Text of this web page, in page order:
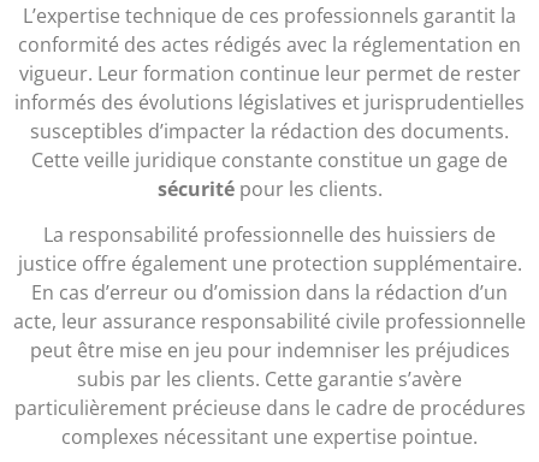
L’expertise technique de ces professionnels garantit la
conformité des actes rédigés avec la réglementation en
vigueur. Leur formation continue leur permet de rester
informés des évolutions législatives et jurisprudentielles
susceptibles d’impacter la rédaction des documents.
Cette veille juridique constante constitue un gage de
sécuritépour les clients.
La responsabilité professionnelle des huissiers de
justice offre également une protection supplémentaire.
En cas d’erreur ou d’omission dans la rédaction d’un
acte, leur assurance responsabilité civile professionnelle
peut être mise en jeu pour indemniser les préjudices
subis par les clients. Cette garantie s’avère
particulièrement précieuse dans le cadre de procédures
complexes nécessitant une expertise pointue.